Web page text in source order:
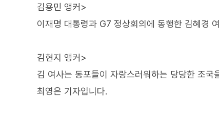
김용민 앵커>
이재명 대통령과 G7 정상회의에 동행한 김혜경
김현지 앵커>
김 여사는 동포들이 자랑스러워하는 당당한 조국
최영은 기자입니다.